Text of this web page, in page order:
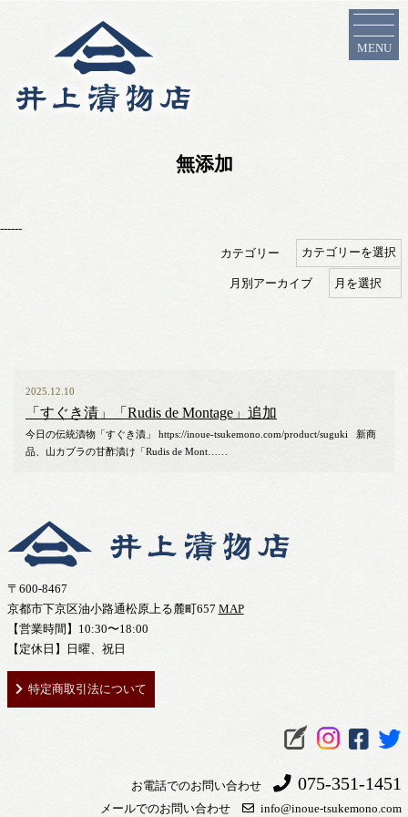
MENU
無添加
------
カテゴリー
月別アーカイブ
2025.12.10
「すぐき漬」「Rudis de Montage」追加
今日の伝統漬物「すぐき漬」 https://inoue-tsukemono.com/product/suguki 新商
品、山カブラの甘酢漬け「Rudis de Mont……
〒600-8467
京都市下京区油小路通松原上る麓町657 MAP
【営業時間】10:30〜18:00
【定休日】日曜、祝日
特定商取引法について
お電話でのお問い合わせ 075-351-1451
メールでのお問い合わせ info@inoue-tsukemono.com